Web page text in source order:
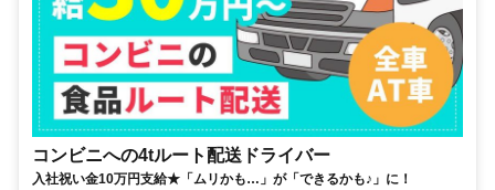
コンビニへの4tルート配送ドライバー
入社祝い金10万円支給★「ムリかも…」が「できるかも♪」に！